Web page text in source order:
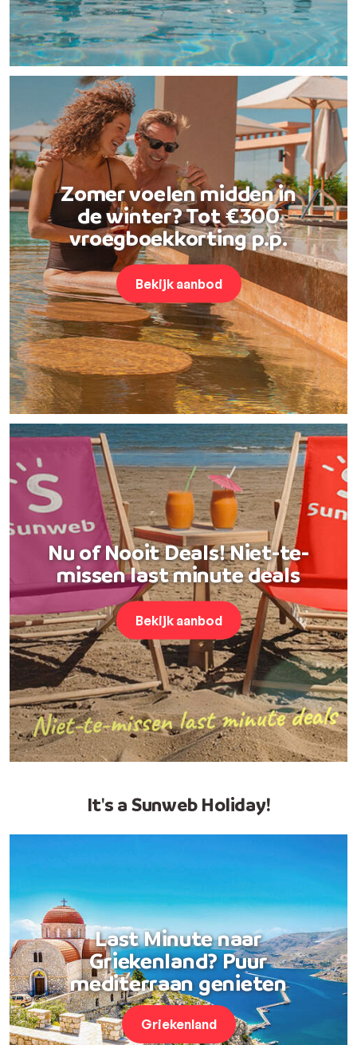
Zomer voelen midden in
de winter? Tot €300
vroegboekkorting p.p.
Bekijk aanbod
Nu of Nooit Deals! Niet-te-
missen last minute deals
Bekijk aanbod
It's a Sunweb Holiday!
Last Minute naar
Griekenland? Puur
mediterraan genieten
Griekenland